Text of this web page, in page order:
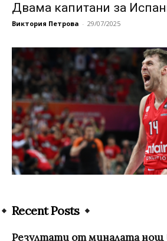
Двама капитани за
Виктория Петрова - 29/07/2025
Recent Posts
Резултати от миналата нощ